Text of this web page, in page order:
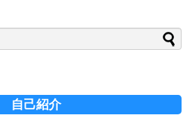
自己紹介